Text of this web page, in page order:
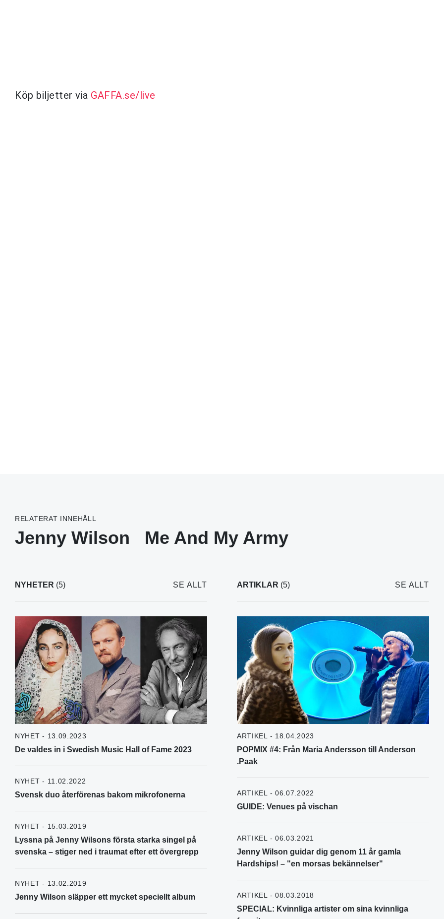
Köp biljetter via GAFFA.se/live
RELATERAT INNEHÅLL
Jenny Wilson Me And My Army
NYHETER (5) SE ALLT
NYHET - 13.09.2023
De valdes in i Swedish Music Hall of Fame 2023
NYHET - 11.02.2022
Svensk duo återförenas bakom mikrofonerna
NYHET - 15.03.2019
Lyssna på Jenny Wilsons första starka singel på
svenska – stiger ned i traumat efter ett övergrepp
NYHET - 13.02.2019
Jenny Wilson släpper ett mycket speciellt album
ARTIKLAR (5) SE ALLT
ARTIKEL - 18.04.2023
POPMIX #4: Från Maria Andersson till Anderson
.Paak
ARTIKEL - 06.07.2022
GUIDE: Venues på vischan
ARTIKEL - 06.03.2021
Jenny Wilson guidar dig genom 11 år gamla
Hardships! – "en morsas bekännelser"
ARTIKEL - 08.03.2018
SPECIAL: Kvinnliga artister om sina kvinnliga